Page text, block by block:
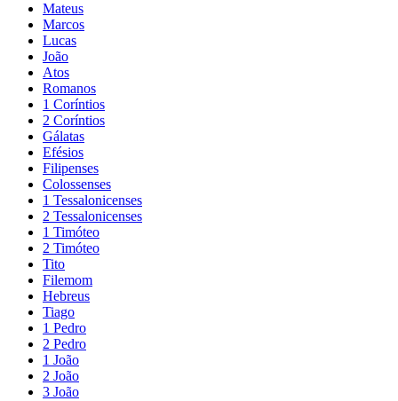
Mateus
Marcos
Lucas
João
Atos
Romanos
1 Coríntios
2 Coríntios
Gálatas
Efésios
Filipenses
Colossenses
1 Tessalonicenses
2 Tessalonicenses
1 Timóteo
2 Timóteo
Tito
Filemom
Hebreus
Tiago
1 Pedro
2 Pedro
1 João
2 João
3 João